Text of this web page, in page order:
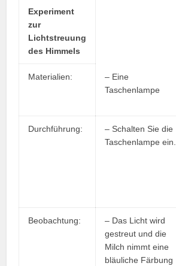
Experiment
zur
Lichtstreuung
des Himmels
Materialien:
– Eine
Taschenlampe
Durchführung:
– Schalten Sie die
Taschenlampe ein.
Beobachtung:
– Das Licht wird
gestreut und die
Milch nimmt eine
bläuliche Färbung